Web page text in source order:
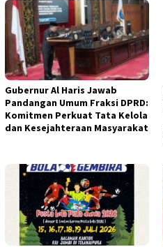
Gubernur Al Haris Jawab
Pandangan Umum Fraksi DPRD:
Komitmen Perkuat Tata Kelola
dan Kesejahteraan Masyarakat